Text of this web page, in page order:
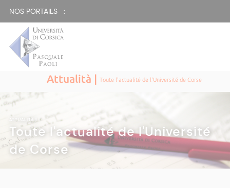
NOS PORTAILS :
Attualità |Toute l'actualité de l'Université de Corse
ATTUALITÀ|
Toute l'actualité de l'Université
de Corse